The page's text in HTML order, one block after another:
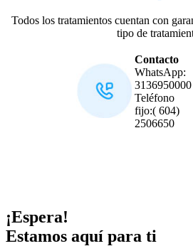
Todos los tratamientos cuentan con
tipo de
Contacto
WhatsApp:
3136950000
Teléfono
fijo:( 604)
2506650
¡Espera!
Estamos aquí para ti